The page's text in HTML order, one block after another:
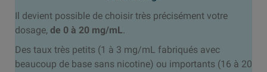
Il devient possible de choisir très précisément votre
dosage, de 0 à 20 mg/mL.
Des taux très petits (1 à 3 mg/mL fabriqués avec
beaucoup de base sans nicotine) ou importants (16 à 20